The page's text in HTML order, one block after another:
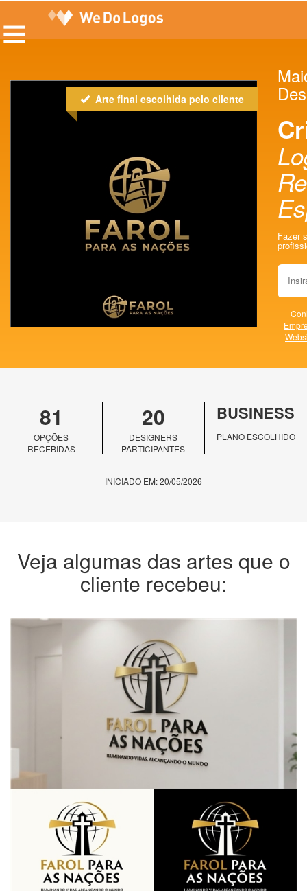
Arte final escolhida pelo cliente
Fazer
81
OPÇÕES
RECEBIDAS
20
DESIGNERS
PARTICIPANTES
BUSINESS
PLANO ESCOLHIDO
INICIADO EM: 20/05/2026
Veja algumas das artes que o
cliente recebeu: